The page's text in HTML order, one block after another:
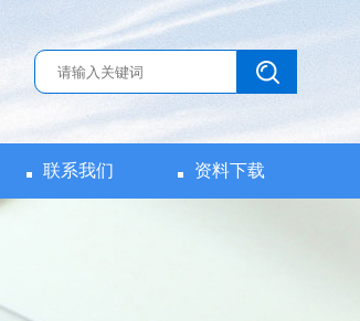
联系我们 资料下载